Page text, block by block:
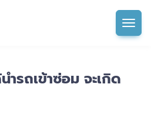
ำรถเข้าซ่อม จะเกิด